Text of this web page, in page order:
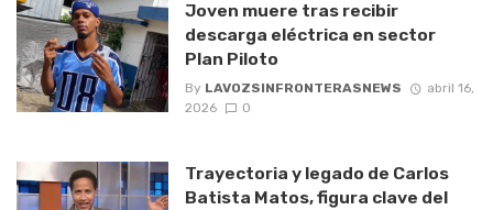
Joven muere tras recibir
descarga eléctrica en sector
Plan Piloto
By LAVOZSINFRONTERASNEWS
abril 16,
2026
0
Trayectoria y legado de Carlos
Batista Matos, figura clave del